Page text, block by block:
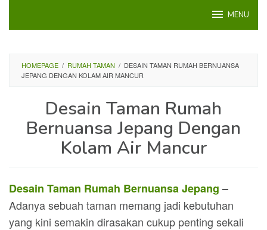
MENU
HOMEPAGE / RUMAH TAMAN / DESAIN TAMAN RUMAH BERNUANSA
JEPANG DENGAN KOLAM AIR MANCUR
Desain Taman Rumah
Bernuansa Jepang Dengan
Kolam Air Mancur
Desain Taman Rumah Bernuansa Jepang–
Adanya sebuah taman memang jadi kebutuhan
yang kini semakin dirasakan cukup penting sekali